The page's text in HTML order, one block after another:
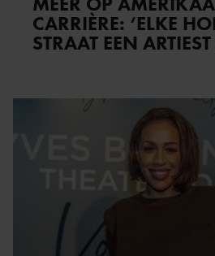
CARRIÈRE: ‘ELKE
STRAAT EEN